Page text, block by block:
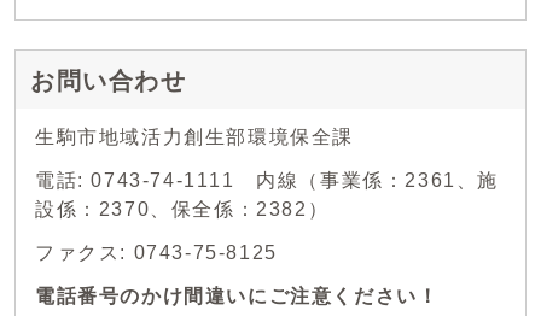
お問い合わせ
生駒市地域活力創生部環境保全課
電話: 0743-74-1111 内線（事業係：2361、施
設係：2370、保全係：2382）
ファクス: 0743-75-8125
電話番号のかけ間違いにご注意ください！